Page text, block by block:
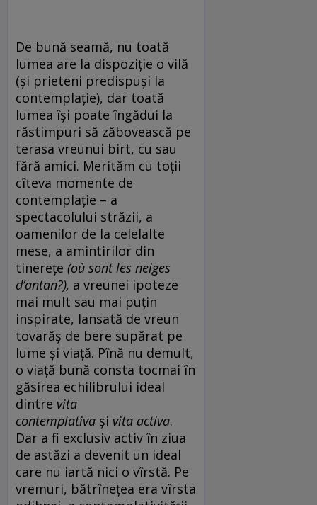
De bună seamă, nu toată
lumea are la dispoziție o vilă
(și prieteni predispuși la
contemplație), dar toată
lumea își poate îngădui la
răstimpuri să zăbovească pe
terasa vreunui birt, cu sau
fără amici. Merităm cu toții
cîteva momente de
contemplație – a
spectacolului străzii, a
oamenilor de la celelalte
mese, a amintirilor din
tinerețe (où sont les neiges
d’antan?), a vreunei ipoteze
mai mult sau mai puțin
inspirate, lansată de vreun
tovarăș de bere supărat pe
lume și viață. Pînă nu demult,
o viață bună consta tocmai în
găsirea echilibrului ideal
dintre vita
contemplativa și vita activa.
Dar a fi exclusiv activ în ziua
de astăzi a devenit un ideal
care nu iartă nici o vîrstă. Pe
vremuri, bătrînețea era vîrsta